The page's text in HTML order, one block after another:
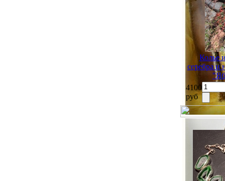
Колье
серебра и
4100
руб